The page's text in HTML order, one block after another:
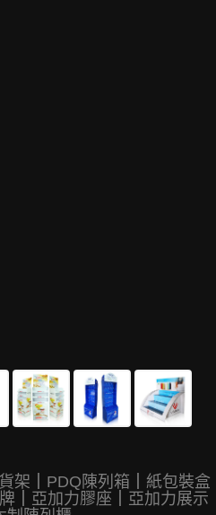
架 PDQ陳列箱
紙包裝盒
亞加力膠座
亞加力展示